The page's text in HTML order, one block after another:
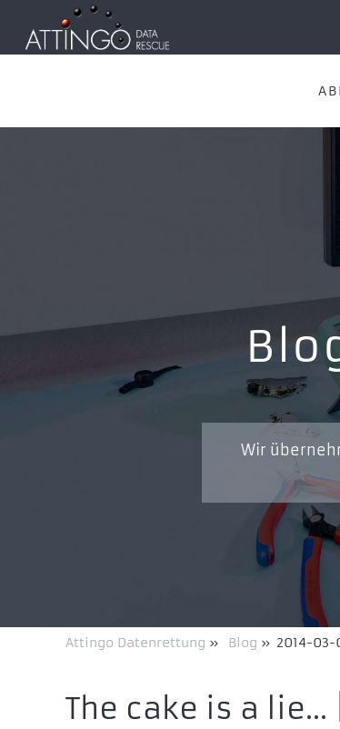
Wir
Attingo Datenrettung » Blog » 2014-03-
The cake is a lie… |